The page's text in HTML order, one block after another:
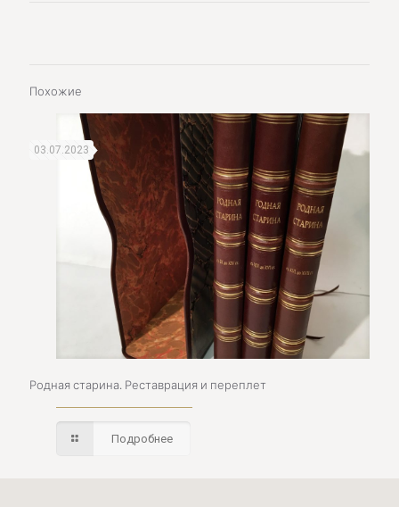
Похожие
03.07.2023
Родная старина. Реставрация и переплет
Подробнее